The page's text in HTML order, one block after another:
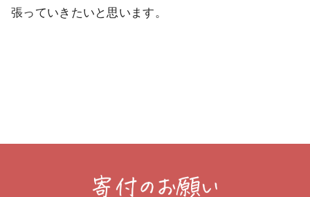
張っていきたいと思います。